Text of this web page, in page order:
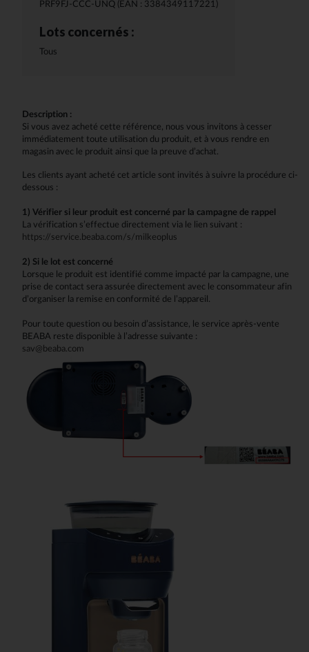
PRF9FJ-CCC-UNQ (EAN : 3384349117221)
Lots concernés :
Tous
Description :
Si vous avez acheté cette référence, nous vous invitons à cesser
immédiatement toute utilisation du produit, et à vous rendre en
magasin avec le produit ainsi que la preuve d’achat.
Les clients ayant acheté cet article sont invités à suivre la procédure ci-
dessous :
1) Vérifier si leur produit est concerné par la campagne de rappel
La vérification s’effectue directement via le lien suivant :
https://service.beaba.com/s/milkeoplus
2) Si le lot est concerné
Lorsque le produit est identifié comme impacté par la campagne, une
prise de contact sera assurée directement avec le consommateur afin
d’organiser la remise en conformité de l’appareil.
Pour toute question ou besoin d’assistance, le service après-vente
BEABA reste disponible à l’adresse suivante :
sav@beaba.com